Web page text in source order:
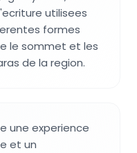
utilisees
formes
le sommet et les
de la region.
une experience
et un